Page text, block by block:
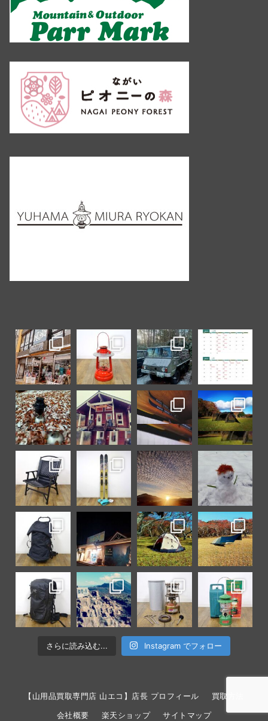
さらに読み込む... Instagram でフォロー
【山用品買取専門店 山エコ】店長 プロフィール 買取方法
会社概要 楽天ショップ サイトマップ